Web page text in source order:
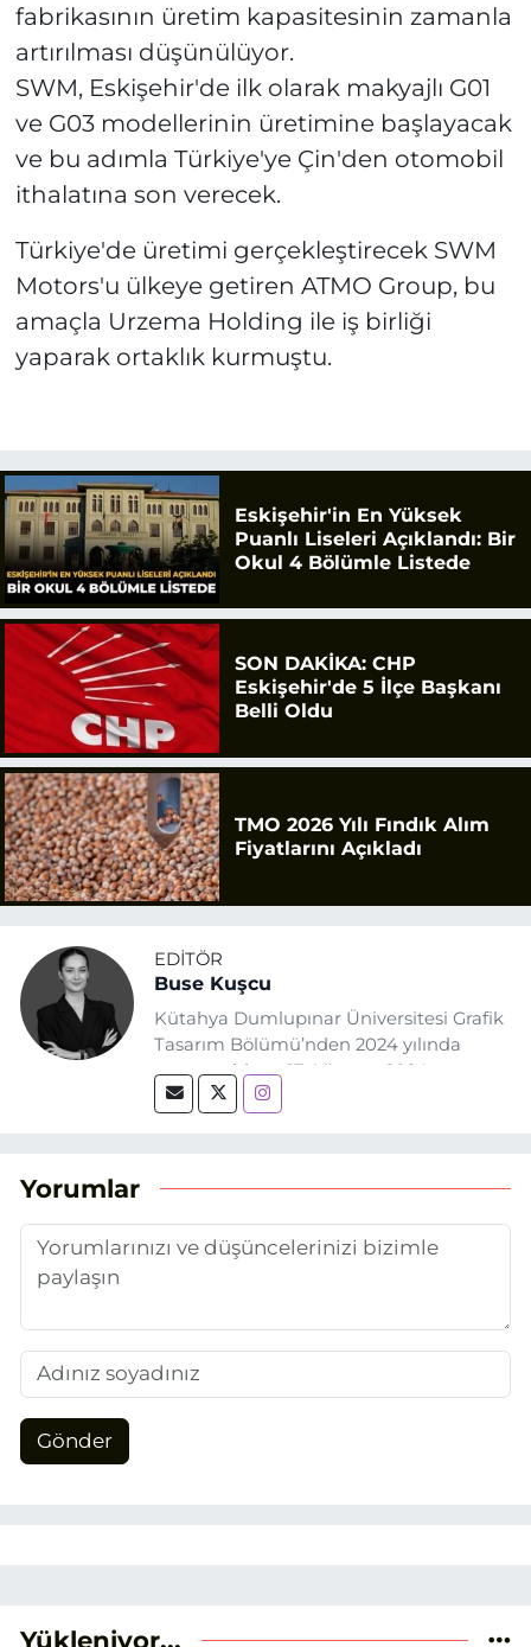
fabrikasının üretim kapasitesinin zamanla
artırılması düşünülüyor.
SWM, Eskişehir'de ilk olarak makyajlı G01
ve G03 modellerinin üretimine başlayacak
ve bu adımla Türkiye'ye Çin'den otomobil
ithalatına son verecek.
Türkiye'de üretimi gerçekleştirecek SWM
Motors'u ülkeye getiren ATMO Group, bu
amaçla Urzema Holding ile iş birliği
yaparak ortaklık kurmuştu.
Eskişehir'in En Yüksek
Puanlı Liseleri Açıklandı: Bir
Okul 4 Bölümle Listede
SON DAKİKA: CHP
Eskişehir'de 5 İlçe Başkanı
Belli Oldu
TMO 2026 Yılı Fındık Alım
Fiyatlarını Açıkladı
EDITÖR
Buse Kuşcu
Kütahya Dumlupınar Üniversitesi Grafik
Tasarım Bölümü’nden 2024 yılında
mezun oldum. 17 Ağustos 2024
tarihinde, Grafik Tasarım alanında staj
adım attım.
Yorumlar
Gönder
Yükleniyor...